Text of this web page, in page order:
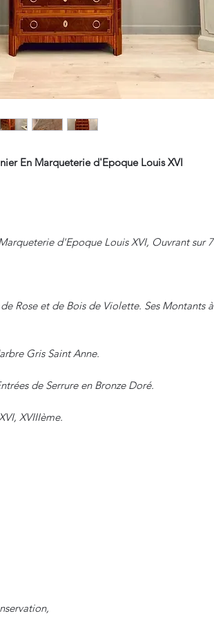
En Marqueterie d'Epoque Louis XVI
d'Epoque Louis XVI, Ouvrant sur 7
Rose et de Bois de Violette. Ses Montants à
Gris Saint Anne.
de Serrure en Bronze Doré.
XVIIIème.